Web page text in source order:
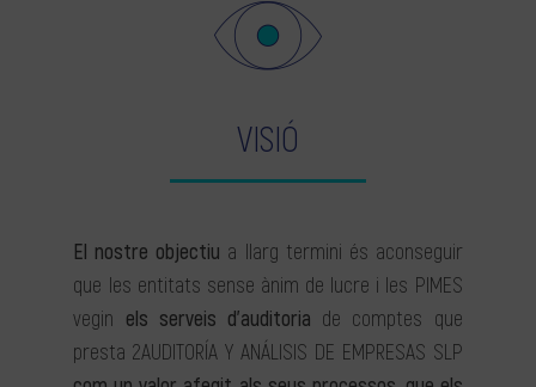
VISIÓ
El nostre objectiu a llarg termini és aconseguir
que les entitats sense ànim de lucre i les PIMES
vegin els serveis d’auditoria de comptes que
presta 2AUDITORÍA Y ANÁLISIS DE EMPRESAS SLP